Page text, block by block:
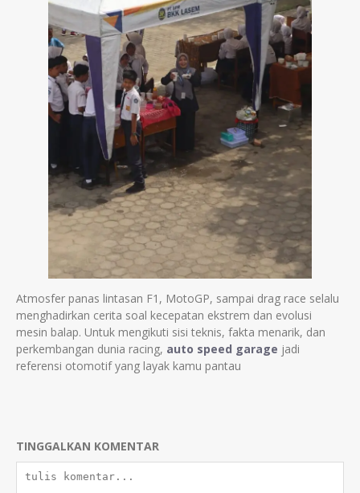
Atmosfer panas lintasan F1, MotoGP, sampai drag race selalu
menghadirkan cerita soal kecepatan ekstrem dan evolusi
mesin balap. Untuk mengikuti sisi teknis, fakta menarik, dan
perkembangan dunia racing, auto speed garage jadi
referensi otomotif yang layak kamu pantau
TINGGALKAN KOMENTAR